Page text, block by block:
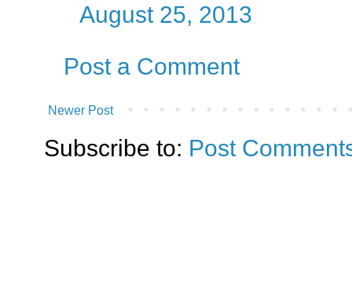
August 25, 2013
Post a Comment
Newer Post
Subscribe to: Post